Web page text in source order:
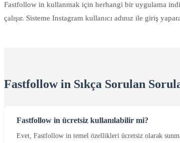
Fastfollow in kullanmak için herhangi bir uygulama
çalışır. Sisteme Instagram kullanıcı adınız ile giriş
Fastfollow in Sıkça Sorulan
Fastfollow in ücretsiz kullanılabilir mi?
Evet, Fastfollow in temel özellikleri ücretsiz olarak